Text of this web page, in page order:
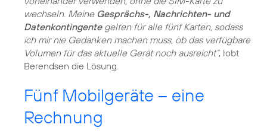
wechseln. Meine Gesprächs-, Nachrichten- und
Datenkontingentegelten für alle fünf Karten, sodass
ich mir nie Gedanken machen muss, ob das verfügbare
Volumen für das aktuelle Gerät noch ausreicht“, lobt
Berendsen die Lösung.
Fünf Mobilgeräte – eine
Rechnung